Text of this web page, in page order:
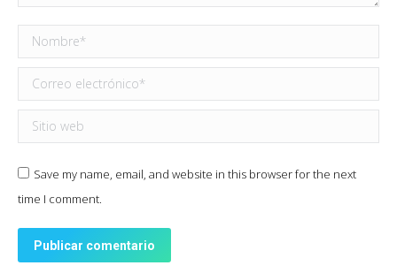
Nombre *
Correo electrónico *
Sitio web
Save my name, email, and website in this browser for the next
time I comment.
Publicar comentario